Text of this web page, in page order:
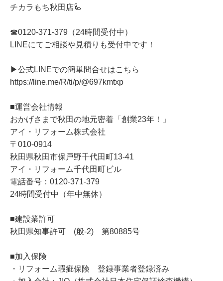
チカラもち秋田店🦾
☎0120-371-379（24時間受付中）
LINEにてご相談や見積りも受付中です！
▶公式LINEでの簡単問合せはこちら
https://line.me/R/ti/p/@697kmtxp
■運営会社情報
おかげさまで秋田の地元密着「創業23年！」
アイ・リフォーム株式会社
〒010-0914
秋田県秋田市保戸野千代田町13-41
アイ・リフォーム千代田町ビル
電話番号：0120-371-379
24時間受付中（年中無休）
■建設業許可
秋田県知事許可 (般-2) 第80885号
■加入保険
・リフォーム瑕疵保険 登録事業者登録済み